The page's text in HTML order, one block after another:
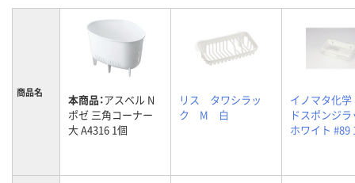
商品名 本商品：アスベル N
ポゼ 三角コーナー
大 A4316 1個
リス タワシラッ
ク M 白
イノマタ化学
ドスポンジ
ホワイト #89